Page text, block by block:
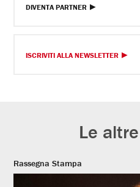
DIVENTA PARTNER
ISCRIVITI ALLA NEWSLETTER
Le
Rassegna Stampa